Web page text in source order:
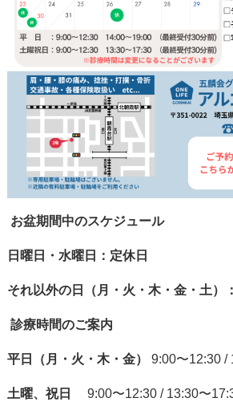
お盆期間中のスケジュール
日曜日・水曜日：定休日
それ以外の日（月・火・木・金・土）
診療時間のご案内
平日（月・火・木・金） 9:00〜12:30 /
土曜、祝日 9:00〜12:30 / 13:30〜